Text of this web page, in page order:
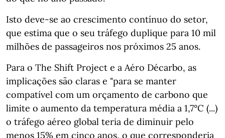
Isto deve-se ao crescimento contínuo do setor,
que estima que o seu tráfego duplique para 10 mil
milhões de passageiros nos próximos 25 anos.
Para o The Shift Project e a Aéro Décarbo, as
implicações são claras e "para se manter
compatível com um orçamento de carbono que
limite o aumento da temperatura média a 1,7°C (...)
o tráfego aéreo global teria de diminuir pelo
menos 15% em cinco anos, o que corresponderia